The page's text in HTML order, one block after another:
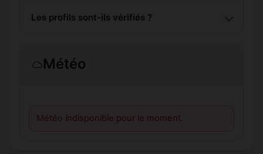
Les profils sont-ils vérifiés ?
Météo
Météo indisponible pour le moment.